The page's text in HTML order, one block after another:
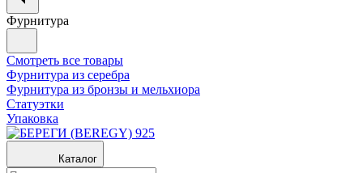
Фурнитура
Смотреть все товары
Фурнитура из серебра
Фурнитура из бронзы и мельхиора
Статуэтки
Упаковка
Каталог